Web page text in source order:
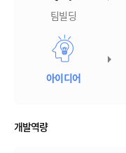
팀빌딩
아이디어
개발역량